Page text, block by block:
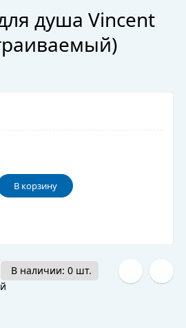
душа Vincent
В корзину
В наличии: 0 шт.